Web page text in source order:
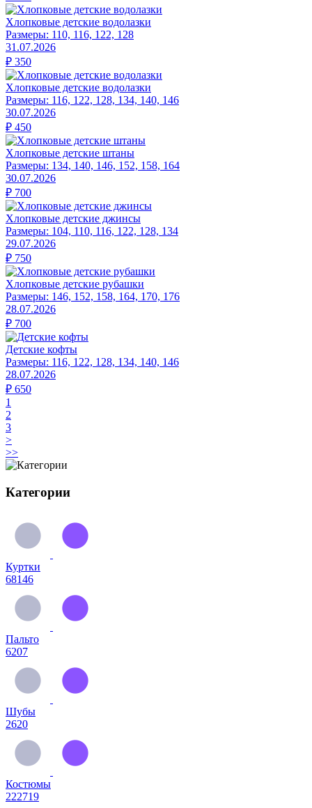
Хлопковые детские водолазки
Размеры: 110, 116, 122, 128
31.07.2026
₽ 350
Хлопковые детские водолазки
Размеры: 116, 122, 128, 134, 140, 146
30.07.2026
₽ 450
Хлопковые детские штаны
Размеры: 134, 140, 146, 152, 158, 164
30.07.2026
₽ 700
Хлопковые детские джинсы
Размеры: 104, 110, 116, 122, 128, 134
29.07.2026
₽ 750
Хлопковые детские рубашки
Размеры: 146, 152, 158, 164, 170, 176
28.07.2026
₽ 700
Детские кофты
Размеры: 116, 122, 128, 134, 140, 146
28.07.2026
₽ 650
1
2
3
>
>>
Категории
Куртки
68146
Пальто
6207
Шубы
2620
Костюмы
222719